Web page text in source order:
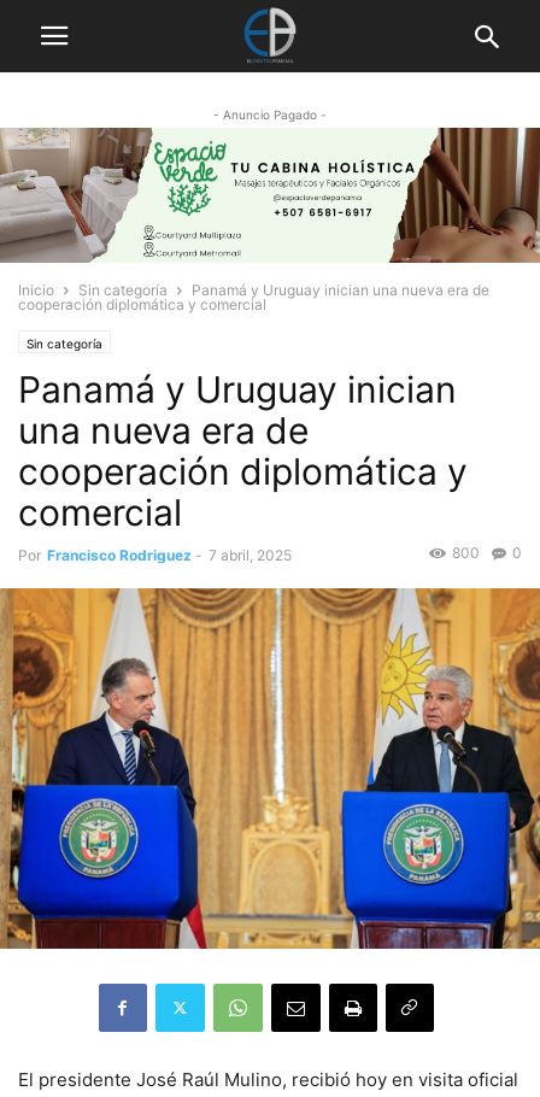
- Anuncio Pagado -
Inicio Sin categoría
Panamá y Uruguay inician una nueva era de
cooperación diplomática y comercial
Sin categoría
Panamá y Uruguay inician
una nueva era de
cooperación diplomática y
comercial
Por Francisco Rodriguez - 7 abril, 2025 0
800
El presidente José Raúl Mulino, recibió hoy en visita oficial